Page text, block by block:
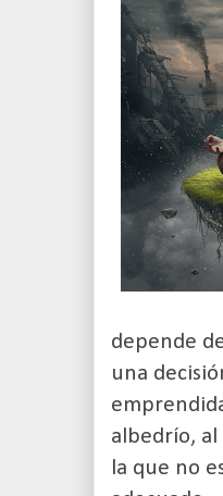
depende
una
albedrío,
la que no